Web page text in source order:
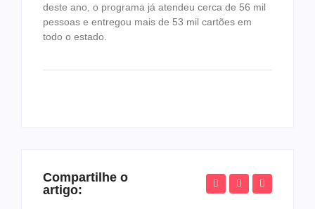
deste ano, o programa já atendeu cerca de 56 mil
pessoas e entregou mais de 53 mil cartões em
todo o estado.
Compartilhe o
artigo: